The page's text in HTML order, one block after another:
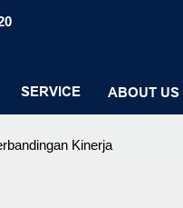
SERVICE ABOUT US
Kinerja